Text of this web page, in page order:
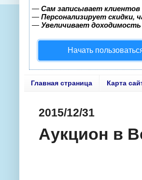
— Сам записывает
— Персонализирует скидки,
— Увеличивает
Начать
Главная страница Карта
2015/12/31
Аукцион в